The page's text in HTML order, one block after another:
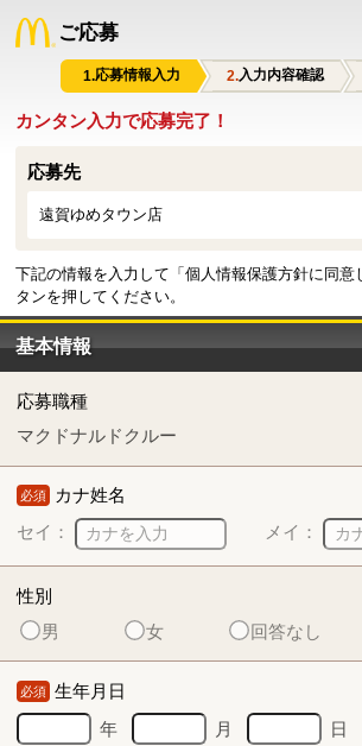
ご応募
応募情報入力 入力内容確認
カンタン入力で応募完了！
応募先
遠賀ゆめタウン店
下記の情報を入力して「個人情報保護方針に同意
タンを押してください。
基本情報
応募職種
マクドナルドクルー
必須 カナ姓名
セイ：
メイ：
性別
男
女 回答なし
必須 生年月日
年
月 日